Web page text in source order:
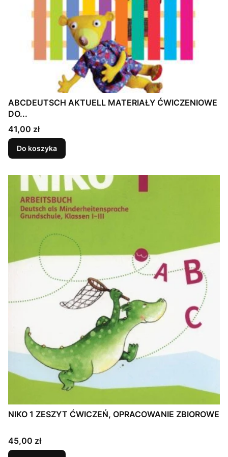
ABCDEUTSCH AKTUELL MATERIAŁY ĆWICZENIOWE
DO...
Cena
41,00 zł
Do koszyka
NIKO 1 ZESZYT ĆWICZEŃ, OPRACOWANIE ZBIOROWE
Cena
45,00 zł